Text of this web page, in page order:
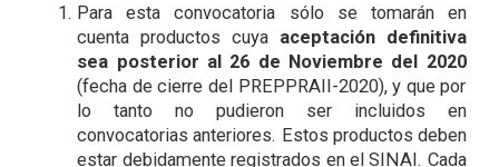
Para esta convocatoria sólo se tomarán en
cuenta productos cuya aceptación definitiva
sea posterior al 26 de Noviembre del 2020
(fecha de cierre del PREPPRAII-2020), y que por
lo tanto no pudieron ser incluidos en
convocatorias anteriores. Estos productos deben
estar debidamente registrados en el SINAI. Cada